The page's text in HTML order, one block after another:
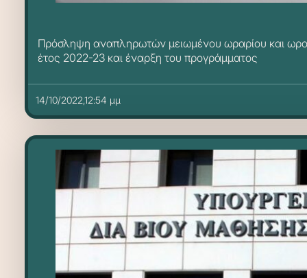
Πρόσληψη αναπληρωτών μειωμένου ωραρίου και
έτος 2022-23 και έναρξη του προγράμματος
14/10/2022,12:54 μμ